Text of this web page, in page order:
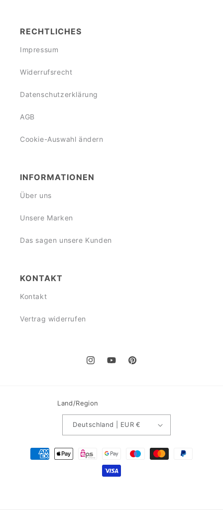
RECHTLICHES
Impressum
Widerrufsrecht
Datenschutzerklärung
AGB
Cookie-Auswahl ändern
INFORMATIONEN
Über uns
Unsere Marken
Das sagen unsere Kunden
KONTAKT
Kontakt
Vertrag widerrufen
InstagramYouTubePinterest
Land/Region
Deutschland | EUR €
Zahlungsmethoden